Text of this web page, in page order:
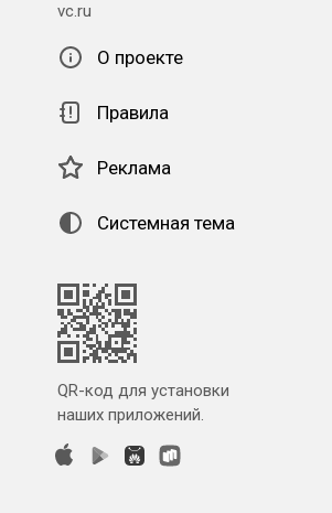
vc.ru
О проекте
Правила
Реклама
Системная тема
QR-код для установки
наших приложений.